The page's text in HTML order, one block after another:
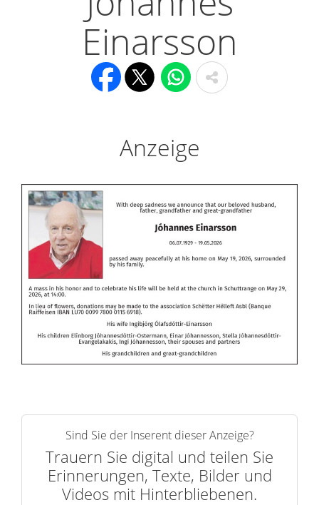
Einarsson
Anzeige
Sind Sie der Inserent dieser Anzeige?
Trauern Sie digital und teilen Sie
Erinnerungen, Texte, Bilder und
Videos mit Hinterbliebenen.